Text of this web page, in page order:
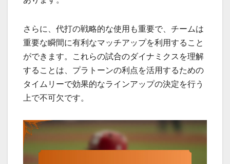
さらに、代打の戦略的な使用も重要で、チームは
重要な瞬間に有利なマッチアップを利用すること
ができます。これらの試合のダイナミクスを理解
することは、プラトーンの利点を活用するための
タイムリーで効果的なラインアップの決定を行う
上で不可欠です。